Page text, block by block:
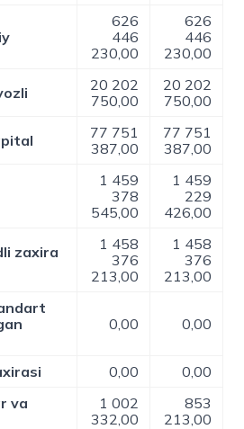
626
446
230,00
626
446
230,00
20 202
750,00
20 202
750,00
77 751
387,00
77 751
387,00
1 459
378
545,00
1 459
229
426,00
zaxira
1 458
376
213,00
1 458
376
213,00
0,00 0,00
0,00
0,00
va
1 002
332,00
853
213,00